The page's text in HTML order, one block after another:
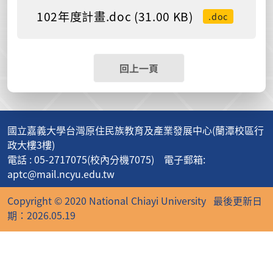
102年度計畫.doc (31.00 KB) .doc
回上一頁
國立嘉義大學台灣原住民族教育及產業發展中心(蘭潭校區行
政大樓3樓)
電話 : 05-2717075(校內分機7075) 電子郵箱:
aptc@mail.ncyu.edu.tw
Copyright © 2020 National Chiayi University 最後更新日
期：2026.05.19